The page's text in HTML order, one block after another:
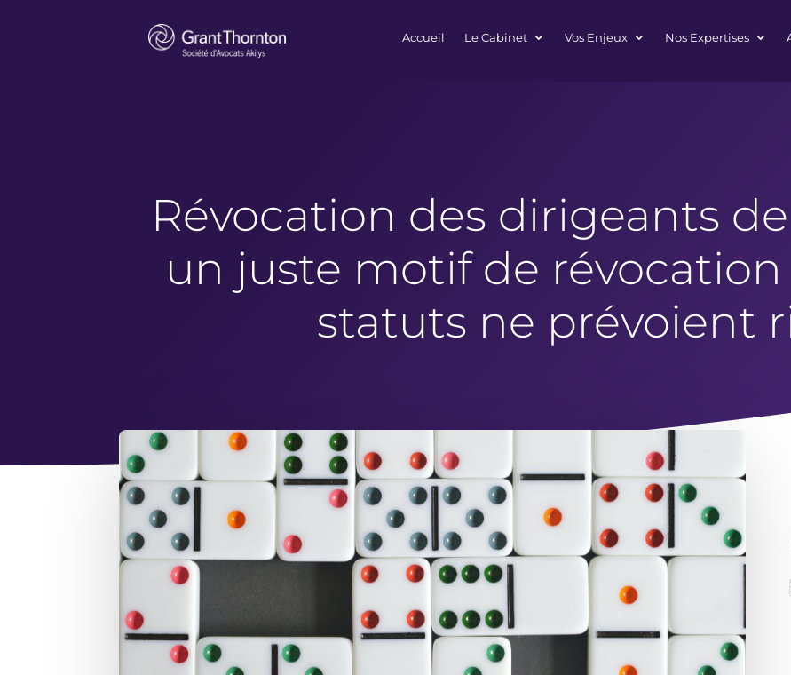
Accueil Le Cabinet Vos Enjeux Nos Expertises
Révocation des dirigeants de
un juste motif de
statuts ne prévoient